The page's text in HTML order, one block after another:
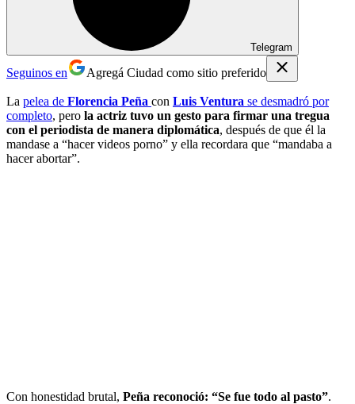
Telegram
Seguinos en Agregá Ciudad como sitio preferido
La pelea de Florencia Peña con Luis Ventura se desmadró por
completo, pero la actriz tuvo un gesto para firmar una tregua
con el periodista de manera diplomática, después de que él la
mandase a “hacer videos porno” y ella recordara que “mandaba a
hacer abortar”.
Con honestidad brutal, Peña reconoció: “Se fue todo al pasto”.